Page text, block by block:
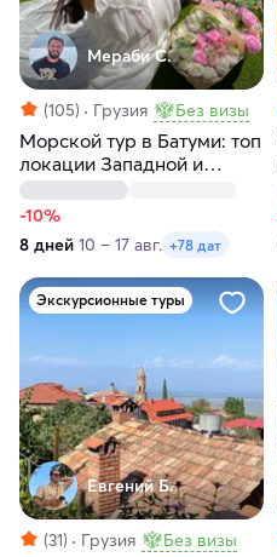
Мераби С.
(105) Грузия Без визы
Морской тур в Батуми: топ
локации Западной и
Южной Грузии
-10%
8 дней 10 – 17 авг. +78 дат
Экскурсионные туры
Евгений Б.
(31) Грузия Без визы